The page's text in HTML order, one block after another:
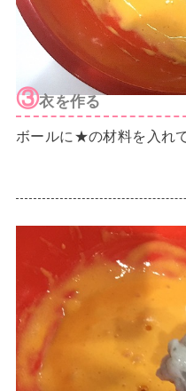
③衣を作る
ボールに★の材料を入れ